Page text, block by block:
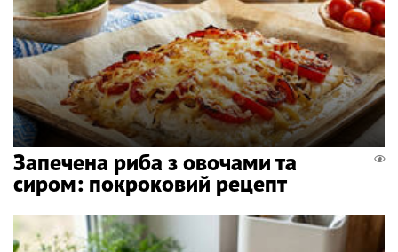
Запечена риба з овочами та
сиром: покроковий рецепт